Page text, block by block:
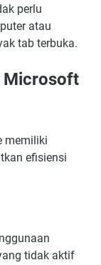
perlu
atau
tab terbuka.
Microsoft
memiliki
efisiensi
tidak aktif